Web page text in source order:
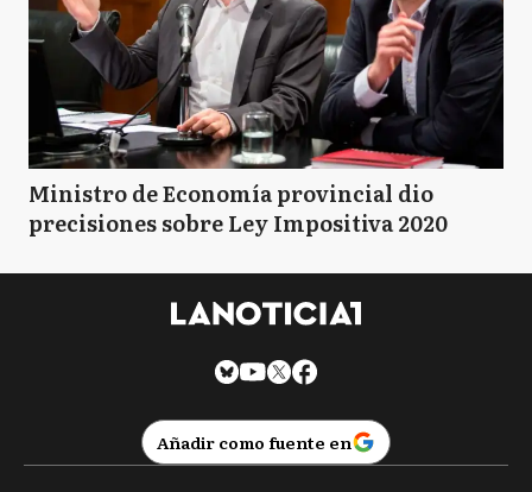
Ministro de Economía provincial dio
precisiones sobre Ley Impositiva 2020
Añadir como fuente en